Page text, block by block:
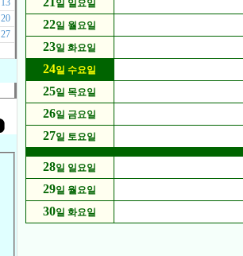
13
20
27
일 일요일
22일 월요일
23일 화요일
24일 수요일
25일 목요일
26일 금요일
27일 토요일
28일 일요일
29일 월요일
30일 화요일